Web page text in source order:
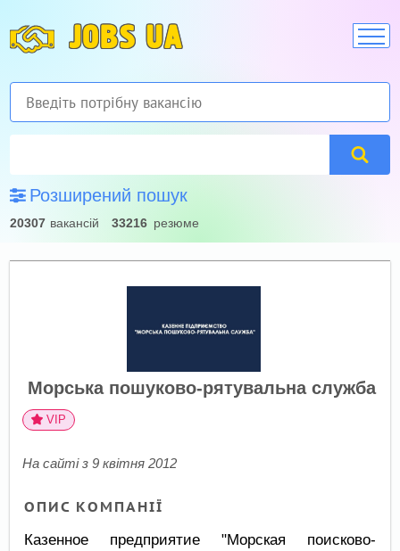
JOBS UA
Розширений пошук
20307 вакансій 33216 резюме
Морська пошуково-рятувальна служба
VIP
На сайті з 9 квітня 2012
ОПИС КОМПАНІЇ
Казенное предприятие "Морская поисково-